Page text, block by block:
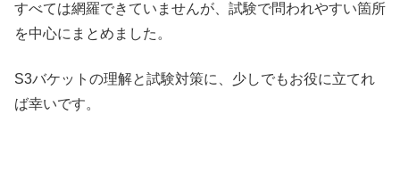
すべては網羅できていませんが、試験で問われやすい箇所
を中心にまとめました。
S3バケットの理解と試験対策に、少しでもお役に立てれ
ば幸いです。